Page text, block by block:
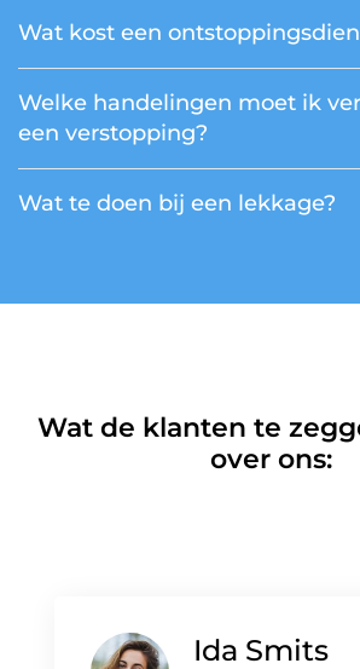
Wat kost een
Welke handelingen moet ik
een verstopping?
Wat te doen bij een lekkage?
Wat de klanten te
over ons:
Ida Smits